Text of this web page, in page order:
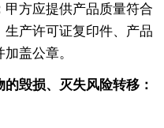
甲方应提供产品质量符合
产许可证复印件、产品
盖公章。
毁损、灭失风险转移：